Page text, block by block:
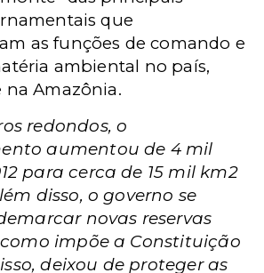
que
as funções de comando e
ambiental no país,
Amazônia.
redondos, o
aumentou de 4 mil
para cerca de 15 mil km2
disso, o governo se
novas reservas
impõe a Constituição
deixou de proteger as